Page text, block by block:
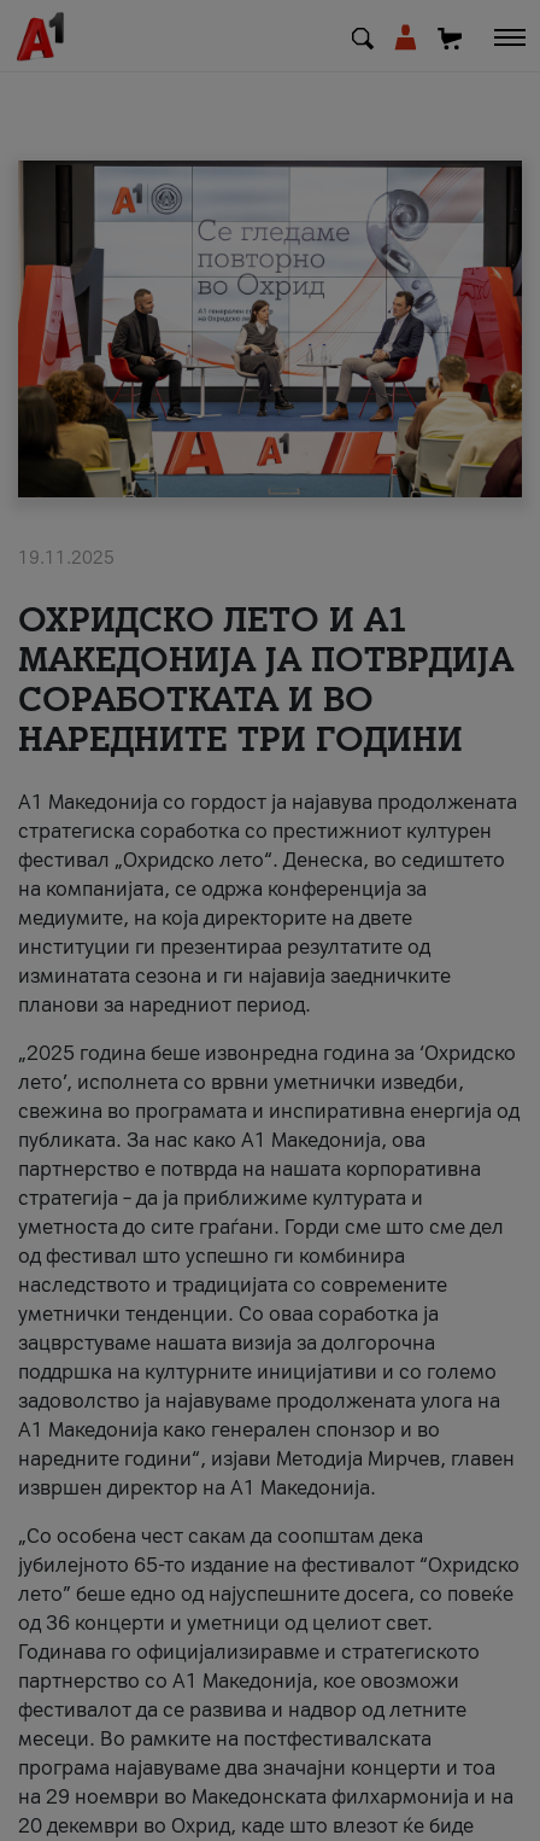
МК SQ
Приватни Деловни
Поддршка
Надополни кредит
#ПодобарОнлајн
19.11.2025
ОХРИДСКО ЛЕТО И A1
МАКЕДОНИЈА ЈА ПОТВРДИЈА
СОРАБОТКАТА И ВО
НАРЕДНИТЕ ТРИ ГОДИНИ
A1 Македонија со гордост ја најавува продолжената
стратегиска соработка со престижниот културен
фестивал „Охридско лето“. Денеска, во седиштето
на компанијата, се одржа конференција за
медиумите, на која директорите на двете
институции ги презентираа резултатите од
изминатата сезона и ги најавија заедничките
планови за наредниот период.
„2025 година беше извонредна година за ‘Охридско
лето’, исполнета со врвни уметнички изведби,
свежина во програмата и инспиративна енергија од
публиката. За нас како A1 Македонија, ова
партнерство е потврда на нашата корпоративна
стратегија – да ја приближиме културата и
уметноста до сите граѓани. Горди сме што сме дел
од фестивал што успешно ги комбинира
наследството и традицијата со современите
уметнички тенденции. Со оваа соработка ја
зацврстуваме нашата визија за долгорочна
поддршка на културните иницијативи и со големо
задоволство ја најавуваме продолжената улога на
A1 Македонија како генерален спонзор и во
наредните години“, изјави Методија Мирчев, главен
извршен директор на A1 Македонија.
„Со особена чест сакам да соопштам дека
јубилејното 65-то издание на фестивалот “Охридско
лето” беше едно од најуспешните досега, со повеќе
од 36 концерти и уметници од целиот свет.
Годинава го официјализиравме и стратегиското
партнерство со А1 Македонија, кое овозможи
фестивалот да се развива и надвор од летните
месеци. Во рамките на постфестивалската
програма најавуваме два значајни концерти и тоа
на 29 ноември во Македонската филхармонија и на
20 декември во Охрид, каде што влезот ќе биде